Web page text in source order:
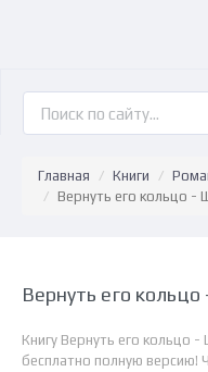
Главная Книги
Вернуть его кольцо -
Вернуть его
Книгу Вернуть его кольцо
бесплатно полную версию!